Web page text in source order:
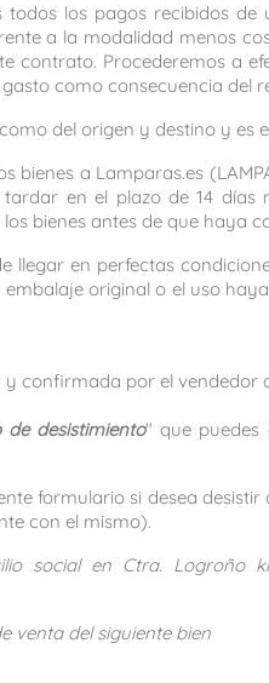
los pagos recibidos
a la modalidad menos
contrato. Procederemos
como consecuencia del
del origen y destino y
a Lamparas.es
en el plazo de 14
bienes antes de que haya
llegar en perfectas
original o el uso
confirmada por el
de desistimiento" que puedes
formulario si desea
con el mismo).
social en Ctra. Logroño
venta del siguiente bien